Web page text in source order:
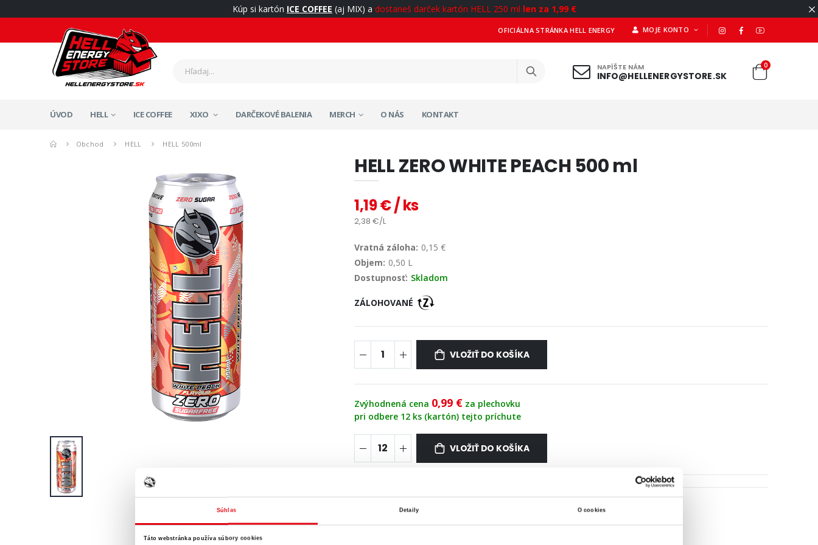
Súhlas Detaily O cookies
Táto webstránka používa súbory cookies
Kúp si kartón ICE COFFEE (aj MIX) a dostaneš darček kartón HELL 250 ml len za 1,99 €
OFICIÁLNA STRÁNKA HELL ENERGY MOJE KONTO
NAPÍŠTE NÁM
INFO@HELLENERGYSTORE.SK
0
ÚVOD HELL ICE COFFEE XIXO DARČEKOVÉ BALENIA MERCH O NÁS KONTAKT
Obchod HELL HELL 500ml
HELL ZERO WHITE PEACH 500 ml
1,19 € / ks
2,38 €/L
Vratná záloha: 0,15 €
Objem: 0,50 L
Dostupnosť: Skladom
ZÁLOHOVANÉ
VLOŽIŤ DO KOŠÍKA
Zvýhodnená cena 0,99 € za plechovku
pri odbere 12 ks (kartón) tejto príchute
VLOŽIŤ DO KOŠÍKA